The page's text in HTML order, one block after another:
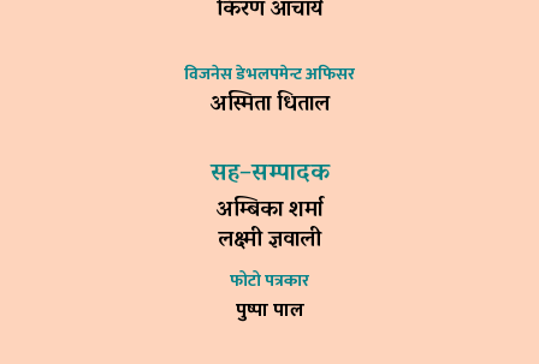
किरण आचार्य
विजनेस डेभलपमेन्ट अफिसर
अस्मिता धिताल
सह–सम्पादक
अम्बिका शर्मा
लक्ष्मी ज्ञवाली
फोटो पत्रकार
पुष्पा पाल